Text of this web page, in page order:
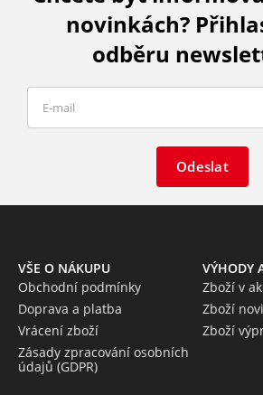
novinkách?
odběru
Odeslat
VŠE O NÁKUPU
Obchodní podmínky
Doprava a platba
Vrácení zboží
Zásady zpracování osobních
údajů (GDPR)
VÝHODY
Zboží v
Zboží
Zboží